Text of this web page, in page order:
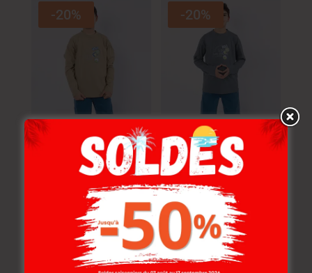
-20%
Lee Cooper Pull
Maille-24 Champion
Enf Nat Garçon.
54.000DT
–43.200 DT
-20%
Lee Cooper Pull
Maille-29 Champion
Enf Nat Garçon.
39.000DT–54.000
31.200
43.200
-20% -20%